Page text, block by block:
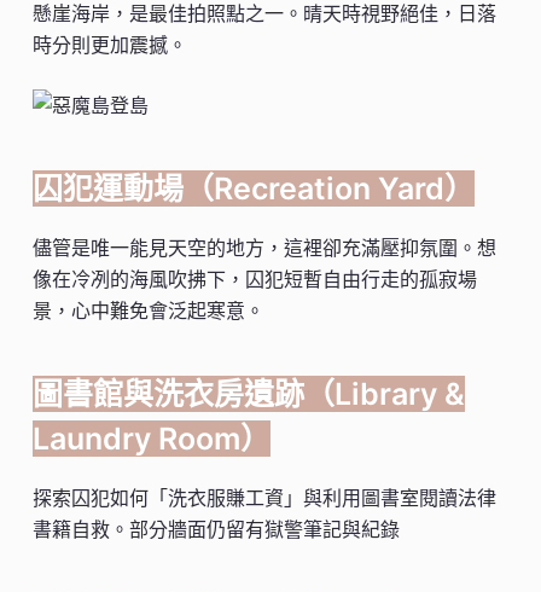
懸崖海岸，是最佳拍照點之一。晴天時視野絕佳，日落
時分則更加震撼。
囚犯運動場（Recreation Yard）
儘管是唯一能見天空的地方，這裡卻充滿壓抑氛圍。想
像在冷冽的海風吹拂下，囚犯短暫自由行走的孤寂場
景，心中難免會泛起寒意。
圖書館與洗衣房遺跡（Library &
Laundry Room）
探索囚犯如何「洗衣服賺工資」與利用圖書室閱讀法律
書籍自救。部分牆面仍留有獄警筆記與紀錄